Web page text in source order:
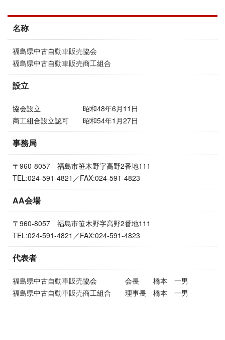
名称
福島県中古自動車販売協会
福島県中古自動車販売商工組合
設立
協会設立 昭和48年6月11日
商工組合設立認可 昭和54年1月27日
事務局
〒960-8057 福島市笹木野字高野2番地111
TEL:024-591-4821／FAX:024-591-4823
AA会場
〒960-8057 福島市笹木野字高野2番地111
TEL:024-591-4821／FAX:024-591-4823
代表者
福島県中古自動車販売協会 会長 橋本 一男
福島県中古自動車販売商工組合 理事長 橋本 一男